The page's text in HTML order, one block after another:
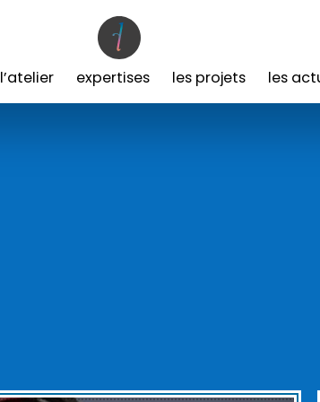
l’atelier expertises les projets les